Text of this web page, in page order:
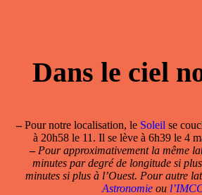
Dans le ciel
–Pour notre localisation, le Soleil se
à 20h58 le 11. Il se lève à 6h39 le 4
– Pour approximativement la même
minutes par degré de longitude si
minutes si plus à l’Ouest. Pour autre
Astronomieou